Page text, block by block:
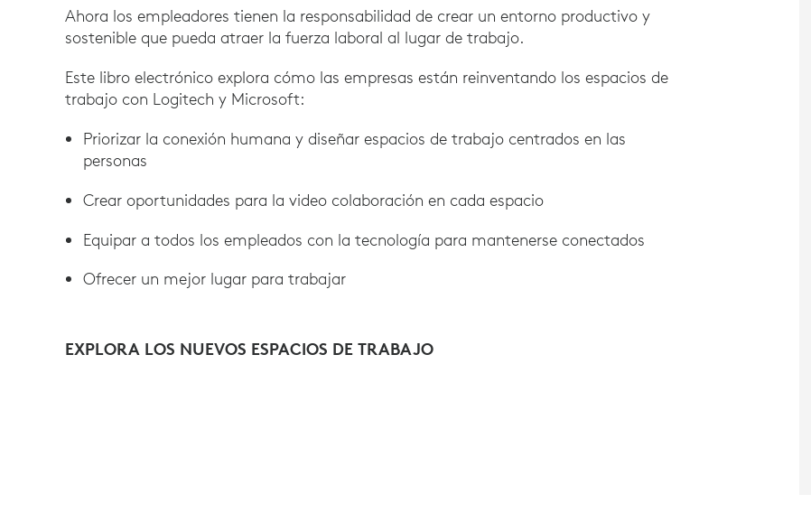
Ahora los empleadores tienen la responsabilidad de crear un entorno productivo y
sostenible que pueda atraer la fuerza laboral al lugar de trabajo.
Este libro electrónico explora cómo las empresas están reinventando los espacios de
trabajo con Logitech y Microsoft:
Priorizar la conexión humana y diseñar espacios de trabajo centrados en las
personas
Crear oportunidades para la video colaboración en cada espacio
Equipar a todos los empleados con la tecnología para mantenerse conectados
Ofrecer un mejor lugar para trabajar
EXPLORA LOS NUEVOS ESPACIOS DE TRABAJO